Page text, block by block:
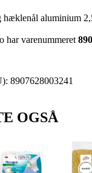
aluminium
har varenummeret
8907628003241
OGSÅ